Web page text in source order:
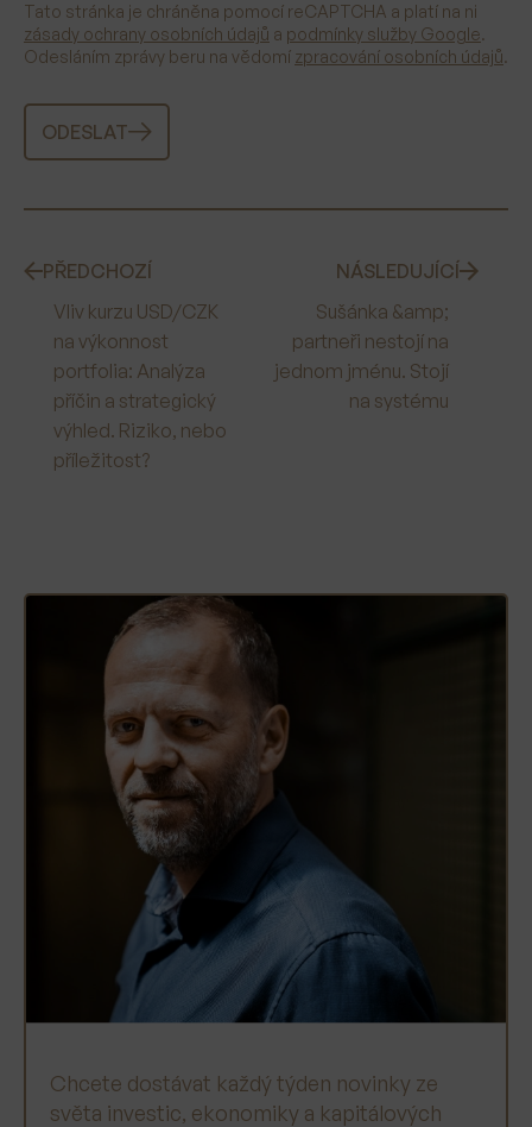
Tato stránka je chráněna pomocí reCAPTCHA a platí na ni
zásady ochrany osobních údajů a podmínky služby Google.
Odesláním zprávy beru na vědomí zpracování osobních údajů.
ODESLAT
PŘEDCHOZÍ
Vliv kurzu USD/CZK
na výkonnost
portfolia: Analýza
příčin a strategický
výhled. Riziko, nebo
příležitost?
NÁSLEDUJÍCÍ
Sušánka &amp;
partneři nestojí na
jednom jménu. Stojí
na systému
Chcete dostávat každý týden novinky ze
světa investic, ekonomiky a kapitálových